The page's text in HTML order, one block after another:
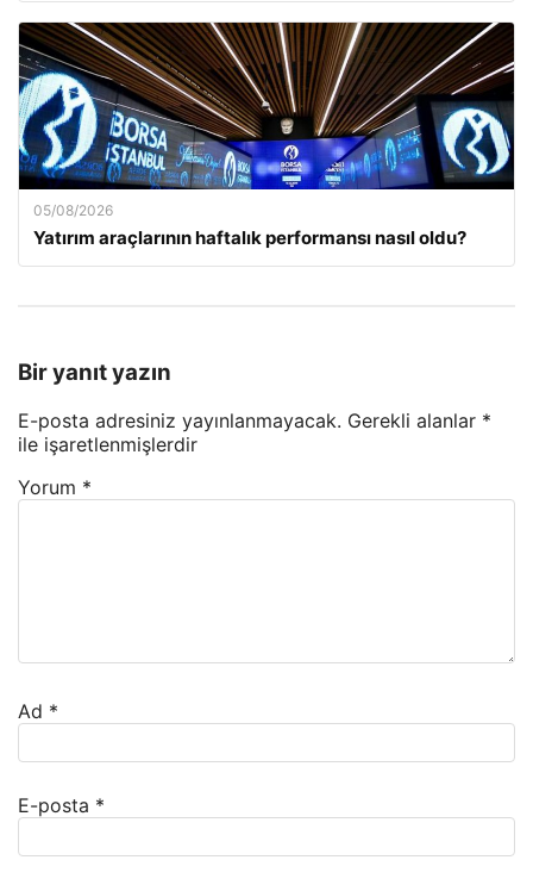
05/08/2026
Yatırım araçlarının haftalık performansı nasıl oldu?
Bir yanıt yazın
E-posta adresiniz yayınlanmayacak. Gerekli alanlar *
ile işaretlenmişlerdir
Yorum *
Ad *
E-posta *